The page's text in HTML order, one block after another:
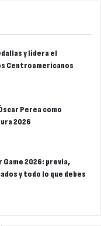
y lidera el
Centroamericanos
Perea como
2026
Game 2026: previa,
y todo lo que debes